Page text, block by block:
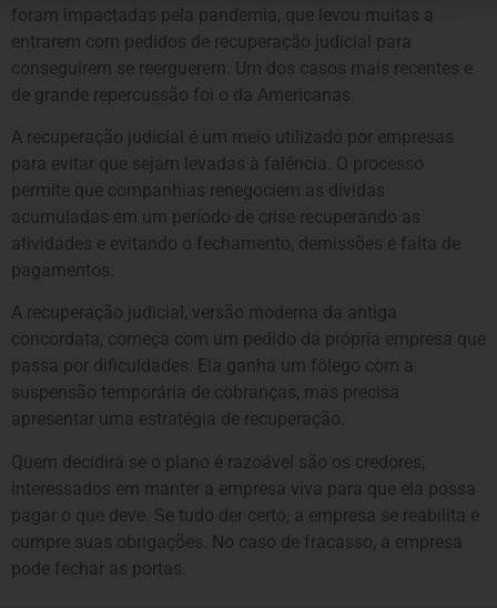
foram impactadas pela pandemia, que levou muitas a
entrarem com pedidos de recuperação judicial para
conseguirem se reerguerem. Um dos casos mais recentes e
de grande repercussão foi o da Americanas.
A recuperação judicial é um meio utilizado por empresas
para evitar que sejam levadas à falência. O processo
permite que companhias renegociem as dívidas
acumuladas em um período de crise recuperando as
atividades e evitando o fechamento, demissões e falta de
pagamentos.
A recuperação judicial, versão moderna da antiga
concordata, começa com um pedido da própria empresa que
passa por dificuldades. Ela ganha um fôlego com a
suspensão temporária de cobranças, mas precisa
apresentar uma estratégia de recuperação.
Quem decidirá se o plano é razoável são os credores,
interessados em manter a empresa viva para que ela possa
pagar o que deve. Se tudo der certo, a empresa se reabilita e
cumpre suas obrigações. No caso de fracasso, a empresa
pode fechar as portas.